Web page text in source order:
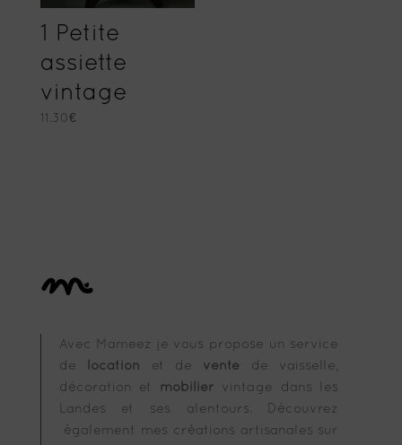
1 Petite
assiette
vintage
11.30€
Avec Mameez je vous propose un service
de
location et de vente
de vaisselle,
décoration et mobilier vintage dans les
Landes et ses alentours. Découvrez
également mes créations artisanales sur